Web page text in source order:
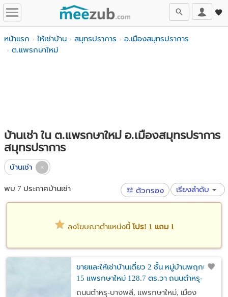
หน้าแรก ให้เช่าบ้าน สมุทรปราการ
อ.เมืองสมุทรปราการ
ต.แพรกษาใหม่
บ้านเช่า ใน ต.แพรกษาใหม่ อ.เมืองสมุทรปราการ
สมุทรปราการ
บ้านเช่า
พบ 7 ประกาศบ้านเช่า ตัวกรอง เรียงลำดับ
ลงโฆษณาตำแหน่งนี้ โปร! 1 แถม 1
ขายและให้เช่าบ้านเดี่ยว 2 ชั้น หมู่บ้านพฤกษา
15 แพรกษาใหม่ 128.7 ตร.วา ถนนตำหรุ-
บางพลี ใกล้นิคมบางปู
ถนนตำหรุ-บางพลี, แพรกษาใหม่, เมือง